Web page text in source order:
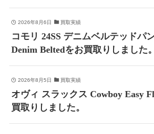
2026年8月6日 買取実績
コモリ 24SS デニムベルテッドパ
Denim Beltedをお買取りしました。
2026年8月5日 買取実績
オヴィ スラックス Cowboy Easy
買取りしました。